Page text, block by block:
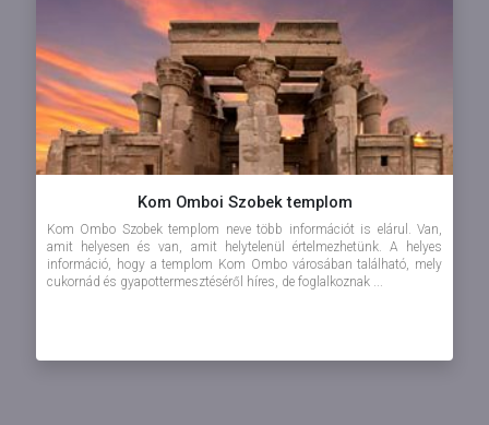
Kom Omboi Szobek templom
Kom Ombo Szobek templom neve több információt is elárul. Van,
amit helyesen és van, amit helytelenül értelmezhetünk. A helyes
információ, hogy a templom Kom Ombo városában található, mely
cukornád és gyapottermesztéséről híres, de foglalkoznak ...